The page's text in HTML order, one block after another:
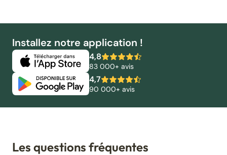
Installez notre application !
4,8
83 000+ avis
4,7
90 000+ avis
Les questions fréquentes